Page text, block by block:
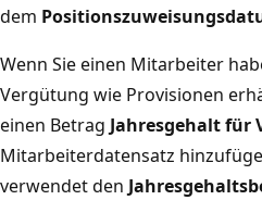
dem
Wenn Sie einen Mitarbeiter
Vergütung wie Provisionen
einen Betrag Jahresgehalt für
Mitarbeiterdatensatz
verwendet den